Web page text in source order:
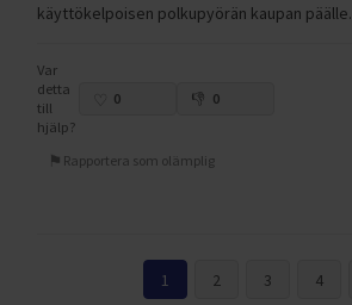
käyttökelpoisen polkupyörän kaupan päälle.
Var
detta
till
hjälp?
0 0
Rapportera som olämplig
1 2 3 4